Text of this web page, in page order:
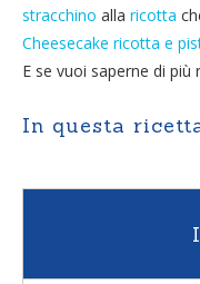
stracchino alla ricotta
Cheesecake ricotta e
E se vuoi saperne di
In questa